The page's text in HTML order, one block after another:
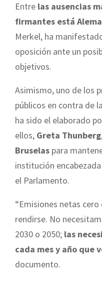
Entre las ausencias
firmantes está
Merkel, ha
oposición ante un
objetivos.
Asimismo, uno de los
públicos en contra de
ha sido el elaborado
ellos, Greta Thunberg
Bruselas para
institución
el Parlamento.
“Emisiones netas
rendirse. No
2030 o 2050; las
cada mes y año que
documento.